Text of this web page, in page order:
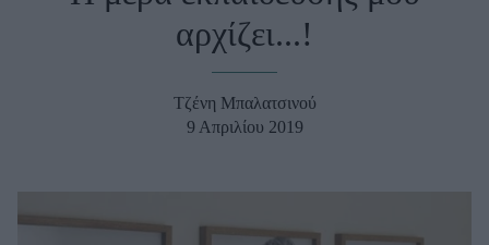
Μαλλιά - Νύχια
αρχίζει...!
Τζένη Μπαλατσινού
9 Απριλίου 2019